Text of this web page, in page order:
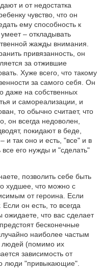
и от недостатка
чувство, что он
ему способность к
– откладывать
жажды внимания.
привязанность, он
за отжившие
Хуже всего, что такому
за самого себя. Он
даже на собственных
и самореализации, и
то обычно считает, что
он всегда недоволен,
покидают в беде,
и так оно и есть, "все" и в
его нужды и "сделать"
позволить себе быть
худшее, что можно с
от героина. Если
Если он есть, то всегда
что вас сделает
бесконечные
наиболее частым
людей (помимо их
зависимость от
люди "привыкающие".